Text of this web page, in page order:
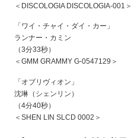
＜DISCOLOGIA DISCOLOGIA-001＞
「ワイ・チャイ・ダイ・カー」
ランナー・カミン
（3分33秒）
＜GMM GRAMMY G-0547129＞
「オブリヴィオン」
沈琳（シェンリン）
（4分40秒）
＜SHEN LIN SLCD 0002＞